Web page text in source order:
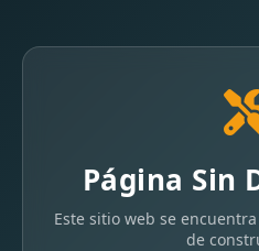
Página Sin
Este sitio web se
de